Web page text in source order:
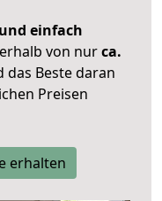
einfach
von nurca.
das Beste daran
Preisen
erhalten